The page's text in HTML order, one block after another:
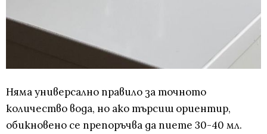
Няма универсално правило за точното
количество вода, но ако търсиш ориентир,
обикновено се препоръчва да пиете 30-40 мл.